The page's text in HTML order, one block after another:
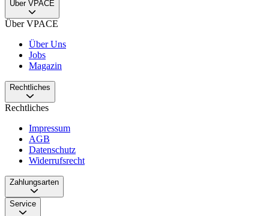
Über VPACE
Über VPACE
Über Uns
Jobs
Magazin
Rechtliches
Rechtliches
Impressum
AGB
Datenschutz
Widerrufsrecht
Zahlungsarten
Service